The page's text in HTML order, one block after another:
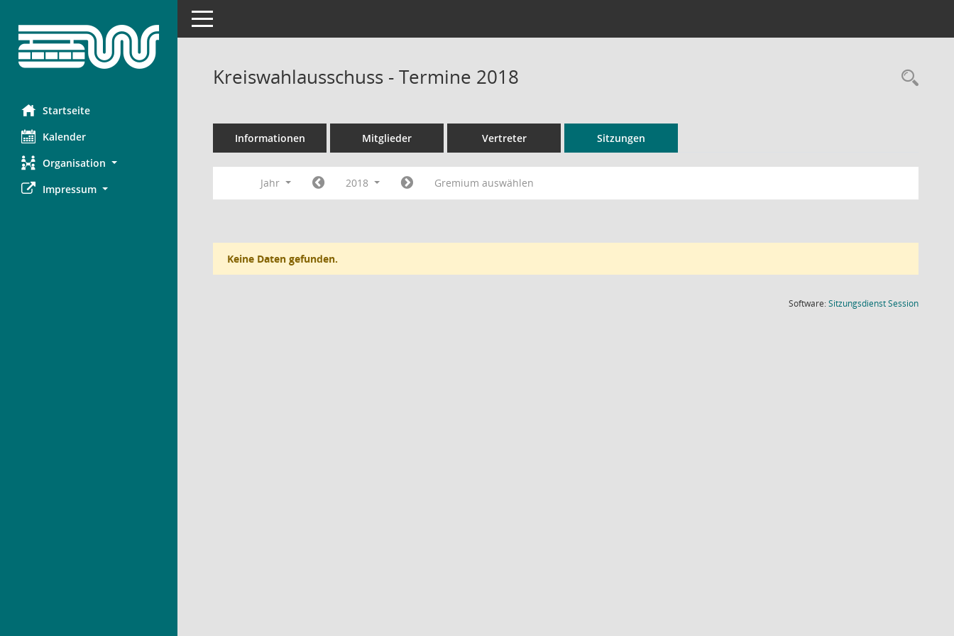
Startseite
Kalender
Organisation
Impressum
Toggle navigation
Kreiswahlausschuss - Termine 2018
Informationen Mitglieder Vertreter Sitzungen
Jahr 2018 Gremium auswählen
Keine Daten gefunden.
Software:SitzungsdienstSession(Wird in